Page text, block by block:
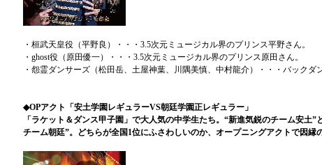
・桓武天皇役（平野良）・・・3.5次元ミュージカル界のプリンス平野さん。
・ghost役（原田優一）・・・3.5次元ミュージカル界のプリンス原田さん。
・怨霊ダンサーズ（松田岳、土屋神葉、川隅美慎、中村龍介）・・・バックダ
◆OPアクト「安土学園レギュラーVS朝廷学園正レギュラー」
「ラケット＆ダンス甲子園」で大人気の中学生たち。“新進気鋭のチーム安土”
チーム朝廷”。どちらが全国1位にふさわしいのか、オープニングアクトで因縁